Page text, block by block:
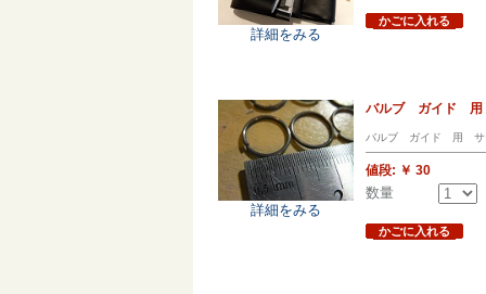
詳細をみる
かごに入れる
詳細をみる
バルブ ガイド
バルブ ガイド 用 サ
値段: ￥ 30
数量
かごに入れる